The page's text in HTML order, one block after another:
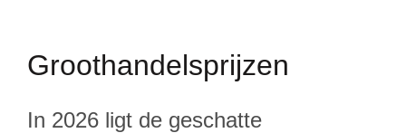
Groothandelsprijzen
In 2026 ligt de geschatte